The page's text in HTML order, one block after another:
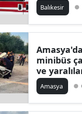
Balıkesir
minibüs
ve
Amasya